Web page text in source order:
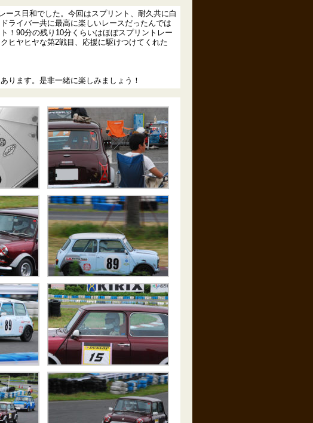
ース日和でした。今回はスプリント、耐久共に白
ライバー共に最高に楽しいレースだったんでは
！90分の残り10分くらいはほぼスプリントレー
ヒヤヒヤな第2戦目、応援に駆けつけてくれた
ります。是非一緒に楽しみましょう！